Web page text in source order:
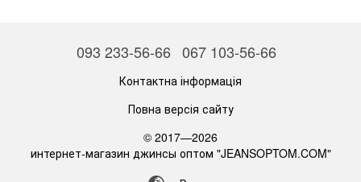
093 233-56-66 067 103-56-66
Контактна інформація
Повна версія сайту
© 2017—2026
интернет-магазин джинсы оптом "JEANSOPTOM.COM"